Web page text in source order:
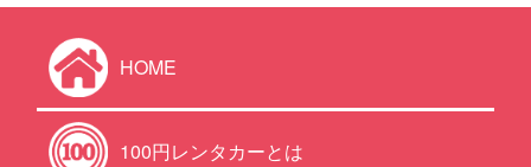
HOME
100円レンタカーとは